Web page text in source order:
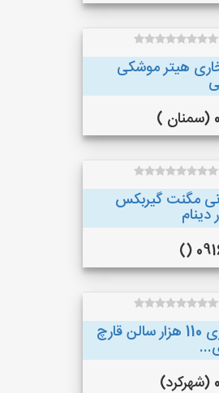
هیتر موشکی
مگنت گیربکس
دینام
جت هیتر فن گلخانه بخاری 110 هزار سالن قارچ